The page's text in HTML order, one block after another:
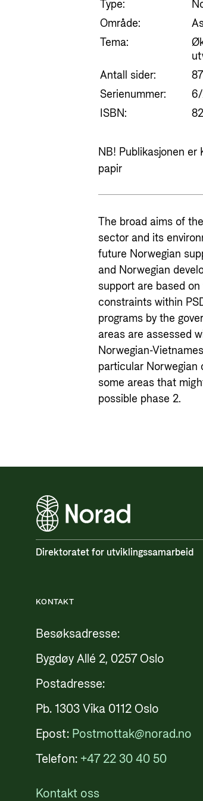
Type:
Område:
Tema:
Antall sider:
87
Serienummer:
ISBN:
NB! Publikasjonen er
papir
The broad aims of
sector and its
future Norwegian
and Norwegian
support are based
constraints within
programs by the
areas are assessed
Norwegian-
particular Norwegian
some areas that
possible phase 2.
Direktoratet for utviklingssamarbeid
KONTAKT
Besøksadresse:
Bygdøy Allé 2, 0257 Oslo
Postadresse:
Pb. 1303 Vika 0112 Oslo
Epost: Postmottak@norad.no
Telefon: +47 22 30 40 50
Kontakt oss